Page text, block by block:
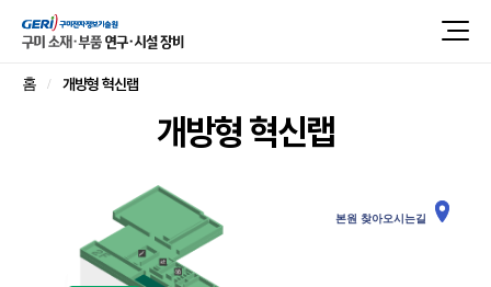
홈 개방형 혁신랩
개방형 혁신랩
본원 찾아오시는길